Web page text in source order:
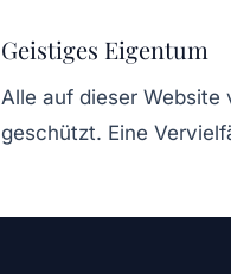
Geistiges Eigentum
Alle auf dieser Website
geschützt. Eine